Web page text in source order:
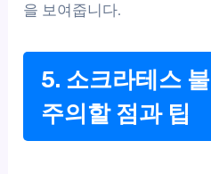
을 보여줍니다.
5. 소크라테스
주의할 점과 팁